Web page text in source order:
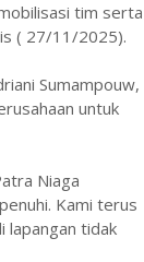
tim serta
( 27/11/2025).
Sumampouw,
untuk
Niaga
Kami terus
lapangan tidak